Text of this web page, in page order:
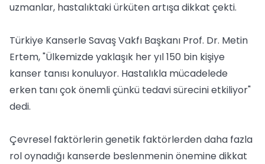
uzmanlar, hastalıktaki ürküten artışa dikkat çekti.
Türkiye Kanserle Savaş Vakfı Başkanı Prof. Dr. Metin
Ertem, "Ülkemizde yaklaşık her yıl 150 bin kişiye
kanser tanısı konuluyor. Hastalıkla mücadelede
erken tanı çok önemli çünkü tedavi sürecini etkiliyor"
dedi.
Çevresel faktörlerin genetik faktörlerden daha fazla
rol oynadığı kanserde beslenmenin önemine dikkat